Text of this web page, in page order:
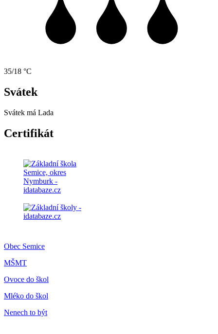
35/18 °C
Svátek
Svátek má Lada
Certifikát
Obec Semice
MŠMT
Ovoce do škol
Mléko do škol
Nenech to být